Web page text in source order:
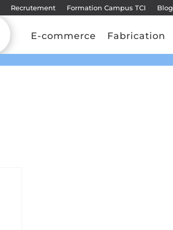
Recrutement Formation Campus TCI Blog
E-commerce Fabrication